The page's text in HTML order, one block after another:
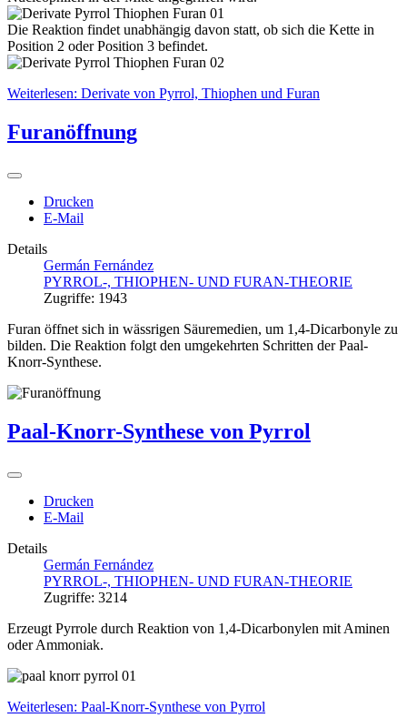
Die Reaktion findet unabhängig davon statt, ob sich die Kette in
Position 2 oder Position 3 befindet.
Weiterlesen: Derivate von Pyrrol, Thiophen und Furan
Furanöffnung
Drucken
E-Mail
Details
Germán Fernández
PYRROL-, THIOPHEN- UND FURAN-THEORIE
Zugriffe: 1943
Furan öffnet sich in wässrigen Säuremedien, um 1,4-Dicarbonyle zu
bilden. Die Reaktion folgt den umgekehrten Schritten der Paal-
Knorr-Synthese.
Paal-Knorr-Synthese von Pyrrol
Drucken
E-Mail
Details
Germán Fernández
PYRROL-, THIOPHEN- UND FURAN-THEORIE
Zugriffe: 3214
Erzeugt Pyrrole durch Reaktion von 1,4-Dicarbonylen mit Aminen
oder Ammoniak.
Weiterlesen: Paal-Knorr-Synthese von Pyrrol